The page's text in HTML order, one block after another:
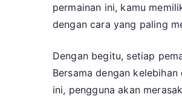
permainan ini, kamu
dengan cara yang paling
Dengan begitu, setiap
Bersama dengan
ini, pengguna akan